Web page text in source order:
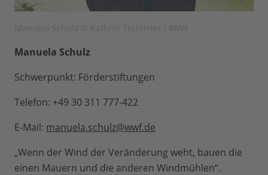
Manuela Schulz
Schwerpunkt: Förderstiftungen
Telefon: +49 30 311 777-422
E-Mail: manuela.schulz@wwf.de
„Wenn der Wind der Veränderung weht, bauen die
einen Mauern und die anderen Windmühlen“.